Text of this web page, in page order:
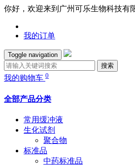
你好，欢迎来到广州可乐生物科技有
我的订单
Toggle navigation
搜索
我的购物车 0
全部产品分类
常用缓冲液
生化试剂
聚合物
标准品
中药标准品